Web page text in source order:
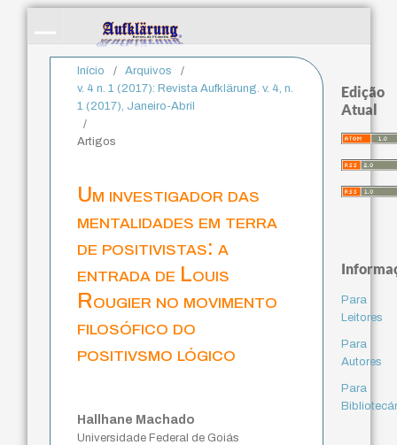
Início / Arquivos
/
v. 4 n. 1 (2017): Revista Aufklärung. v. 4, n.
1 (2017), Janeiro-Abril
/
Artigos
Um investigador das
mentalidades em terra
de positivistas: a
entrada de Louis
Rougier no movimento
filosófico do
positivsmo lógico
Hallhane Machado
Universidade Federal de Goiás
Edição
Atual
Para
Leitores
Para
Autores
Para